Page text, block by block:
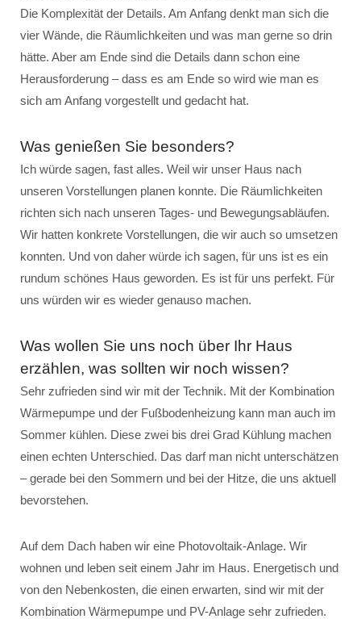
Die Komplexität der Details. Am Anfang denkt man sich die
vier Wände, die Räumlichkeiten und was man gerne so drin
hätte. Aber am Ende sind die Details dann schon eine
Herausforderung – dass es am Ende so wird wie man es
sich am Anfang vorgestellt und gedacht hat.
Was genießen Sie besonders?
Ich würde sagen, fast alles. Weil wir unser Haus nach
unseren Vorstellungen planen konnte. Die Räumlichkeiten
richten sich nach unseren Tages- und Bewegungsabläufen.
Wir hatten konkrete Vorstellungen, die wir auch so umsetzen
konnten. Und von daher würde ich sagen, für uns ist es ein
rundum schönes Haus geworden. Es ist für uns perfekt. Für
uns würden wir es wieder genauso machen.
Was wollen Sie uns noch über Ihr Haus
erzählen, was sollten wir noch wissen?
Sehr zufrieden sind wir mit der Technik. Mit der Kombination
Wärmepumpe und der Fußbodenheizung kann man auch im
Sommer kühlen. Diese zwei bis drei Grad Kühlung machen
einen echten Unterschied. Das darf man nicht unterschätzen
– gerade bei den Sommern und bei der Hitze, die uns aktuell
bevorstehen.
Auf dem Dach haben wir eine Photovoltaik-Anlage. Wir
wohnen und leben seit einem Jahr im Haus. Energetisch und
von den Nebenkosten, die einen erwarten, sind wir mit der
Kombination Wärmepumpe und PV-Anlage sehr zufrieden.